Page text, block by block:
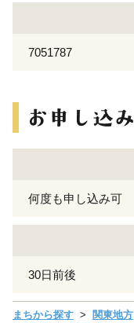
7051787
何度も申し込み可
30日前後
まちから探す 関東地方